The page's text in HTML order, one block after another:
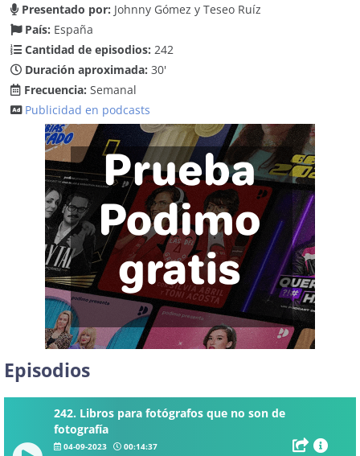
Presentado por: Johnny Gómez y Teseo Ruíz
País: España
Cantidad de episodios: 242
Duración aproximada: 30'
Frecuencia: Semanal
Publicidad en podcasts
Episodios
242. Libros para fotógrafos que no son de
fotografía
04-09-2023 00:14:37